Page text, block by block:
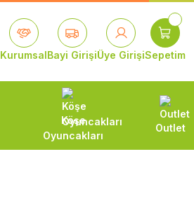
KurumsalBayi GirişiÜye GirişiSepetim
Köşe
Oyuncakları
Outlet